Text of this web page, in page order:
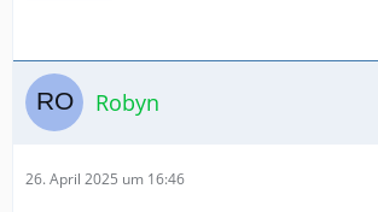
Robyn
26. April 2025 um 16:46